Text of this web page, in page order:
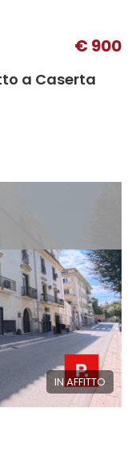
€ 900
a Caserta
IN AFFITTO